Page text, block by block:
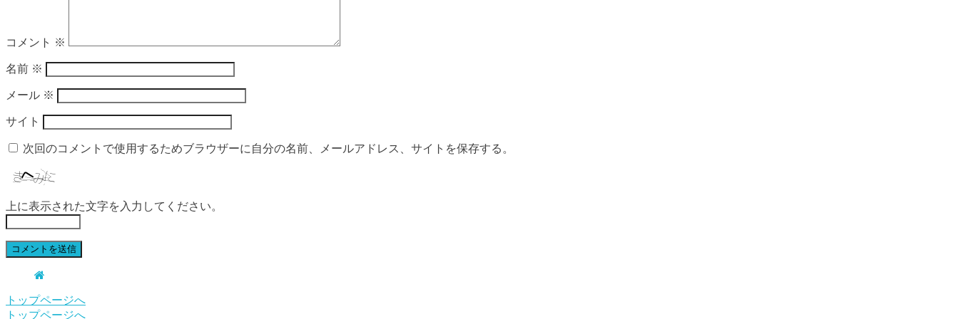
コメント ※
名前 ※
メール ※
サイト
次回のコメントで使用するためブラウザーに自分の名前、メールアドレス、サイトを保存する。
上に表示された文字を入力してください。
トップページへ
トップページへ